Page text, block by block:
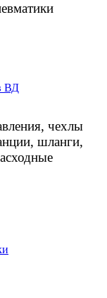
ВД
чехлы
шланги,